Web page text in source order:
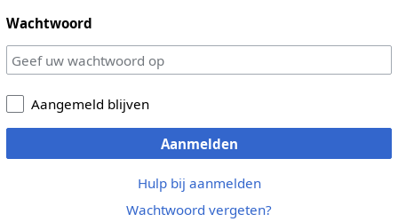
Wachtwoord
Aangemeld blijven
Aanmelden
Hulp bij aanmelden
Wachtwoord vergeten?